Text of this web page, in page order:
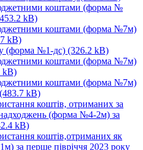
коштами (форма №
kB)
коштами (форма №7м)
kB)
(форма №1-дс) (326.2 kB)
коштами (форма №7м)
kB)
коштами (форма №7м)
(483.7 kB)
коштів, отриманих за
(форма №4-2м) за
kB)
коштів,отриманих як
за перше півріччя 2023 року